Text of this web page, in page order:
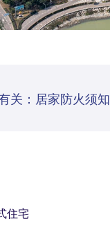
关：居家防火须知
住宅